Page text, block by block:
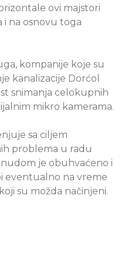
ovi majstori
i na osnovu toga
kompanije koje su
kanalizacije Dorćol
snimanja celokupnih
mikro kamerama.
sa ciljem
problema u radu
je obuhvaćeno i
eventualno na vreme
su možda načinjeni.